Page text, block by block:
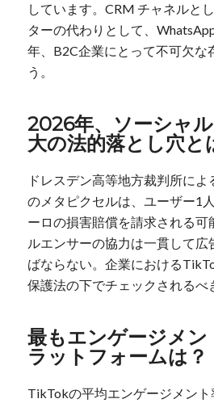
しています。CRM チャネルと
ターの代わりとして、
年、B2C企業にとって不可欠な
う。
2026年、ソーシャ
大の法的落とし穴と
ドレスデン高等地方裁判所に
のメタピクセルは、ユーザー1
ーロの損害賠償を請求される可
ルエンサーの協力は一貫して広
ばならない。企業における
保護法の下でチェックされるべ
最もエンゲージメン
ラットフォームは？
TikTokの平均エンゲージメント